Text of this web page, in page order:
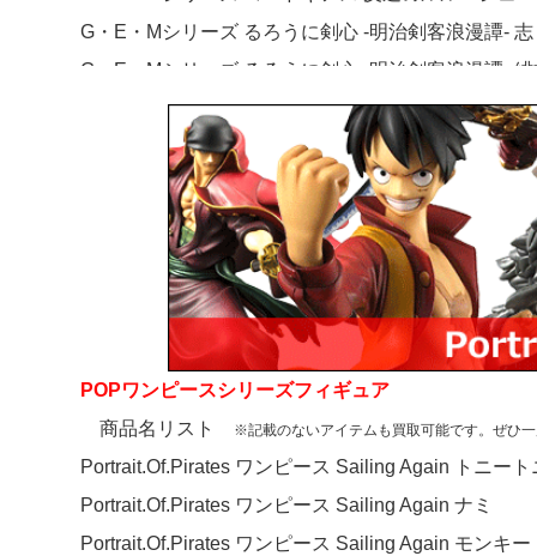
G・E・Mシリーズ るろうに剣心 -明治剣客浪漫譚-
G・E・Mシリーズ るろうに剣心 -明治剣客浪漫譚-
G・E・Mシリーズ ヱヴァンゲリヲン新劇場版:破 渚
G・E・Mシリーズ 機動戦士ガンダムSEED アスラ
G・E・Mシリーズ 銀魂 沖田総悟
G・E・Mシリーズ 銀魂 桂小太郎
G・E・Mシリーズ 銀魂 高杉晋助
G・E・Mシリーズ 銀魂 坂田銀時
G・E・Mシリーズ 銀魂 新訳紅桜編 坂田銀時
G・E・Mシリーズ 銀魂 白夜叉
G・E・Mシリーズ 鋼の錬金術師 FULLMETAL
G・E・Mシリーズ 青の祓魔師 奥村雪男
エクセレントモデル RAHDX G.A.NEO ラクス・クラ
エクセレントモデル RAHDX ガンダム・アーカイブ
POPワンピースシリーズフィギュア
商品名リスト
※記載のないアイテムも買取可能です。ぜひ
Portrait.Of.Pirates ワンピース Sailing Again トニー
Portrait.Of.Pirates ワンピース Sailing Again ナミ
Portrait.Of.Pirates ワンピース Sailing Again モンキ